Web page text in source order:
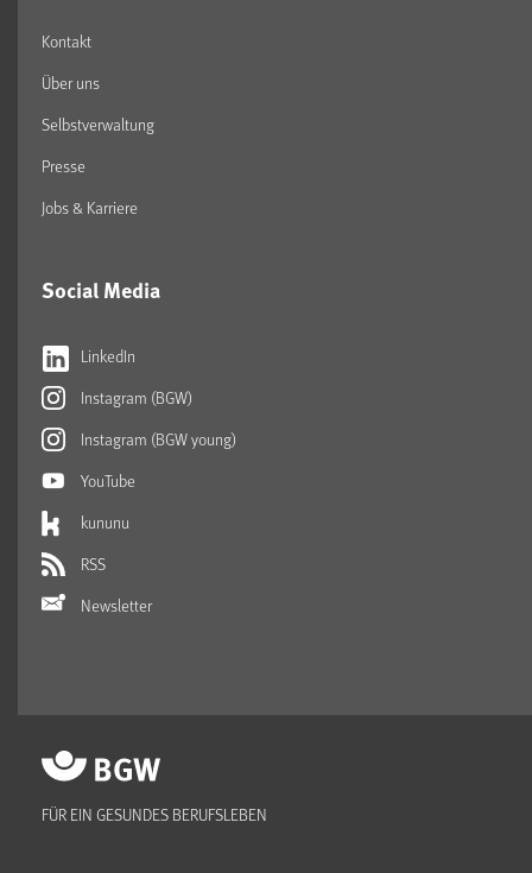
Kontakt
Über uns
Selbstverwaltung
Presse
Jobs & Karriere
Social Media
LinkedIn
Instagram (BGW)
Instagram (BGW young)
YouTube
kununu
RSS
Newsletter
FÜR EIN GESUNDES BERUFSLEBEN